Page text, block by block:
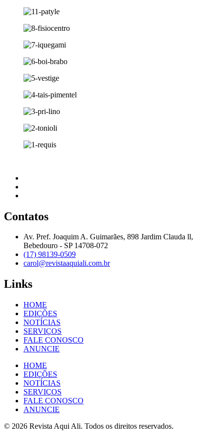
Contatos
Av. Pref. Joaquim A. Guimarães, 898 Jardim Clauda ll,
Bebedouro - SP 14708-072
(17) 98139-0509
carol@revistaaquiali.com.br
Links
HOME
EDIÇÕES
NOTÍCIAS
SERVIÇOS
FALE CONOSCO
ANUNCIE
HOME
EDIÇÕES
NOTÍCIAS
SERVIÇOS
FALE CONOSCO
ANUNCIE
© 2026 Revista Aqui Ali. Todos os direitos reservados.